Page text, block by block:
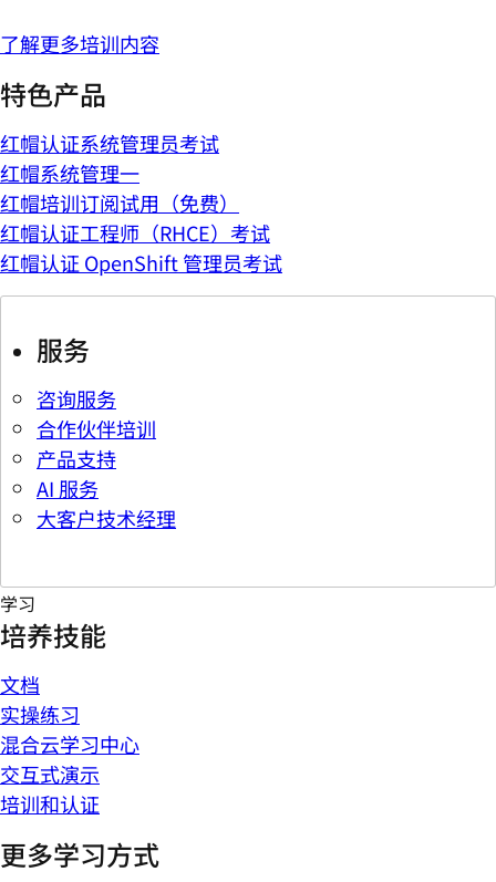
了解更多培训内容
特色产品
红帽认证系统管理员考试
红帽系统管理一
红帽培训订阅试用（免费）
红帽认证工程师（RHCE）考试
红帽认证 OpenShift 管理员考试
服务
咨询服务
合作伙伴培训
产品支持
AI 服务
大客户技术经理
学习
培养技能
文档
实操练习
混合云学习中心
交互式演示
培训和认证
更多学习方式